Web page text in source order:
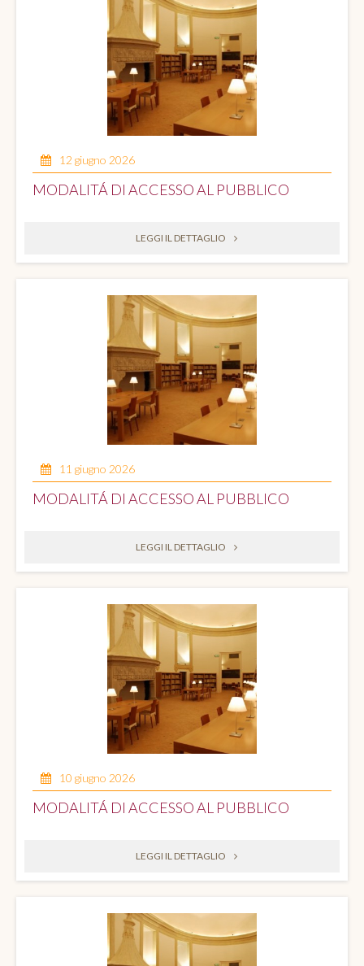
12 giugno 2026
MODALITÁ DI ACCESSO AL PUBBLICO
LEGGI IL DETTAGLIO
11 giugno 2026
MODALITÁ DI ACCESSO AL PUBBLICO
LEGGI IL DETTAGLIO
10 giugno 2026
MODALITÁ DI ACCESSO AL PUBBLICO
LEGGI IL DETTAGLIO